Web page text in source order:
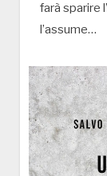
farà sparire
l’assume…